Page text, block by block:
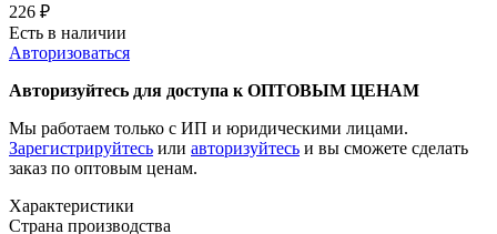
226 ₽
Есть в наличии
Авторизоваться
Авторизуйтесь для доступа к ОПТОВЫМ ЦЕНАМ
Мы работаем только с ИП и юридическими лицами.
Зарегистрируйтесь или авторизуйтесь и вы сможете сделать
заказ по оптовым ценам.
Характеристики
Страна производства